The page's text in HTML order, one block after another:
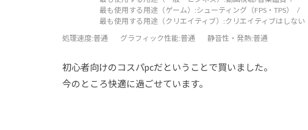
最も使用する用途（ゲーム）:シューティング（FPS・TPS）
最も使用する用途（クリエイティブ）:クリエイティブはしない
処理速度:普通 グラフィック性能:普通 静音性・発熱:普通
初心者向けのコスパpcだということで買いました。
今のところ快適に過ごせています。